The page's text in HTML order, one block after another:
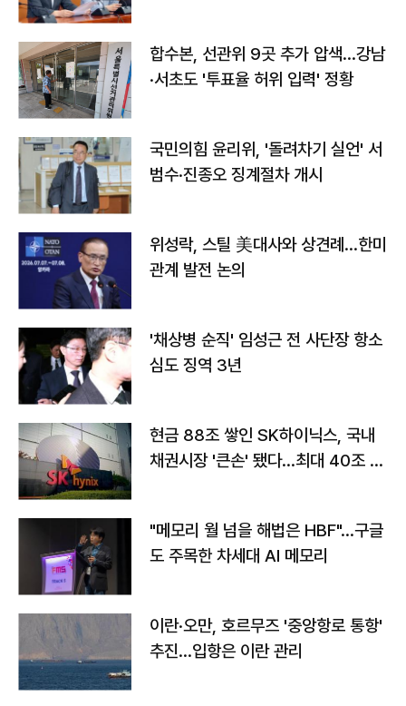
합수본, 선관위 9곳 추가 압색…강남
·서초도 '투표율 허위 입력' 정황
국민의힘 윤리위, '돌려차기 실언' 서
범수·진종오 징계절차 개시
위성락, 스틸 美대사와 상견례…한미
관계 발전 논의
'채상병 순직' 임성근 전 사단장 항소
심도 징역 3년
현금 88조 쌓인 SK하이닉스, 국내
채권시장 '큰손' 됐다…최대 40조 투
"메모리 월 넘을 해법은 HBF"…구글
도 주목한 차세대 AI 메모리
이란·오만, 호르무즈 '중앙항로 통항'
추진…입항은 이란 관리